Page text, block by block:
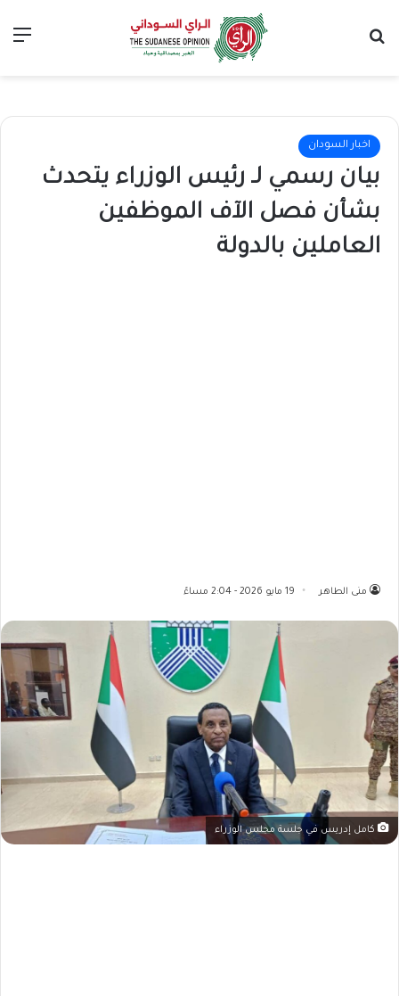
اخبار السودان
بيان رسمي لـ رئيس الوزراء يتحدث
بشأن فصل الآف الموظفين
العاملين بالدولة
منى الطاهر 19 مايو 2026 - 2:04 مساءً
كامل إدريس في جلسة مجلس الوزراء